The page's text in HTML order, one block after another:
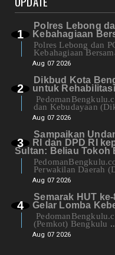
Polres Lebong
Kebahagiaan
Polres Lebong dan
Kebahagiaan
Aug 07 2026
Dikbud Kota
untuk
dan Kebudayaan
Aug 07 2026
Sampaikan
RI dan DPD RI
Sultan: Beliau Tokoh
Perwakilan Daerah
Aug 07 2026
Semarak HUT
Gelar Lomba
(Pemkot) Bengkulu
Aug 07 2026